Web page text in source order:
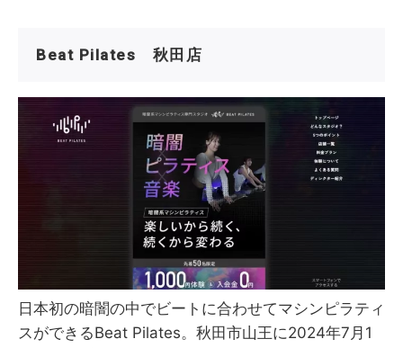
Beat Pilates 秋田店
日本初の暗闇の中でビートに合わせてマシンピラティ
スができるBeat Pilates。秋田市山王に2024年7月1